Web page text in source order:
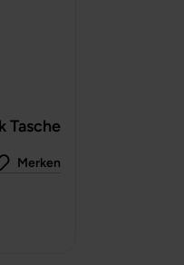
Tasche
von 5 Sternen
Merken